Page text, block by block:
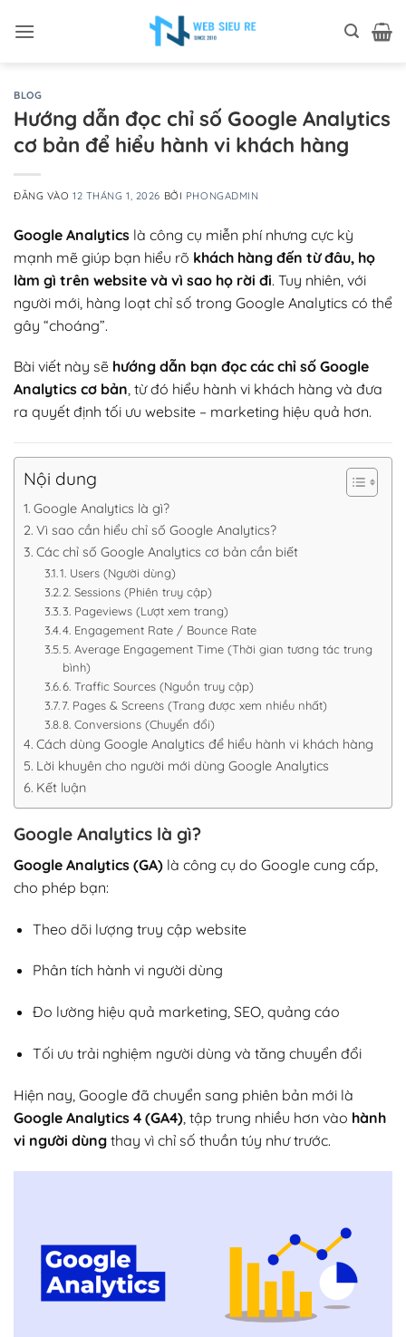
qua
BLOG
Hướng dẫn đọc chỉ số Google Analytics
cơ bản để hiểu hành vi khách hàng
ĐĂNG VÀO12 THÁNG 1, 2026 BỞI PHONGADMIN
Google Analytics là công cụ miễn phí nhưng cực kỳ
mạnh mẽ giúp bạn hiểu rõ khách hàng đến từ đâu, họ
làm gì trên website và vì sao họ rời đi. Tuy nhiên, với
người mới, hàng loạt chỉ số trong Google Analytics có thể
gây “choáng”.
Bài viết này sẽ hướng dẫn bạn đọc các chỉ số Google
Analytics cơ bản, từ đó hiểu hành vi khách hàng và đưa
ra quyết định tối ưu website – marketing hiệu quả hơn.
Nội dung
Google Analytics là gì?
Vì sao cần hiểu chỉ số Google Analytics?
Các chỉ số Google Analytics cơ bản cần biết
1. Users (Người dùng)
2. Sessions (Phiên truy cập)
3. Pageviews (Lượt xem trang)
4. Engagement Rate / Bounce Rate
5. Average Engagement Time (Thời gian tương tác trung
bình)
6. Traffic Sources (Nguồn truy cập)
7. Pages & Screens (Trang được xem nhiều nhất)
8. Conversions (Chuyển đổi)
Cách dùng Google Analytics để hiểu hành vi khách hàng
Lời khuyên cho người mới dùng Google Analytics
Kết luận
Google Analytics là gì?
Google Analytics (GA) là công cụ do Google cung cấp,
cho phép bạn:
Theo dõi lượng truy cập website
Phân tích hành vi người dùng
Đo lường hiệu quả marketing, SEO, quảng cáo
Tối ưu trải nghiệm người dùng và tăng chuyển đổi
Hiện nay, Google đã chuyển sang phiên bản mới là
Google Analytics 4 (GA4) , tập trung nhiều hơn vào hành
vi người dùng thay vì chỉ số thuần túy như trước.